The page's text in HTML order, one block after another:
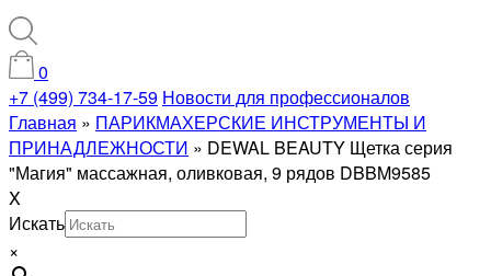
0
+7 (499) 734-17-59 Новости для профессионалов
Главная » ПАРИКМАХЕРСКИЕ ИНСТРУМЕНТЫ И
ПРИНАДЛЕЖНОСТИ » DEWAL BEAUTY Щетка серия
"Магия" массажная, оливковая, 9 рядов DBBM9585
X
Искать
×